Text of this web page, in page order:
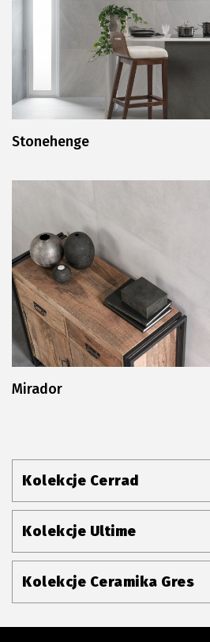
Stonehenge
Mirador
Kolekcje Cerrad
Kolekcje Ultime
Kolekcje Ceramika Gres